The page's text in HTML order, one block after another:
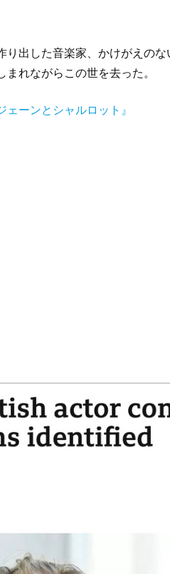
出した音楽家、かけがえの
れながらこの世を去った。
ーンとシャルロット』